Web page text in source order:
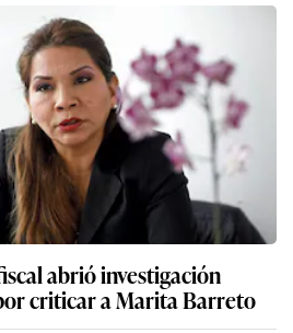
abrió investigación
criticar a Marita Barreto